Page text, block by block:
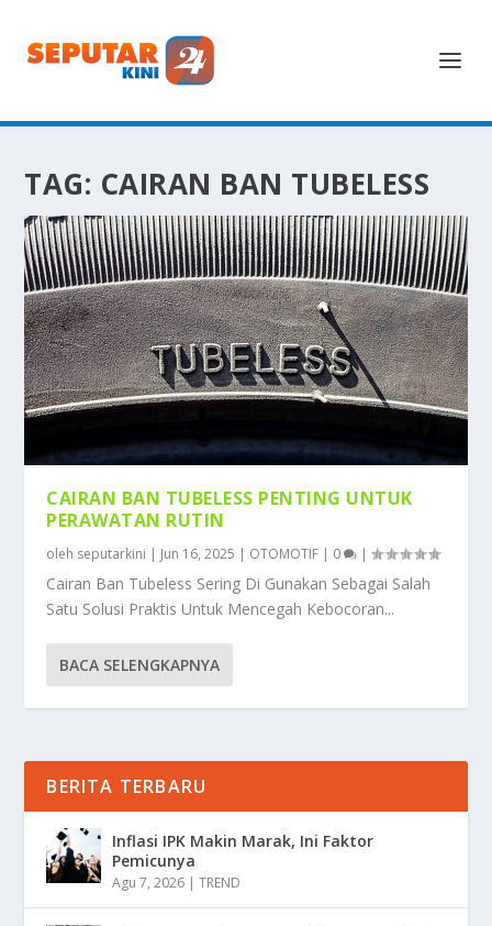
TAG: CAIRAN BAN TUBELESS
CAIRAN BAN TUBELESS PENTING UNTUK
PERAWATAN RUTIN
oleh seputarkini | Jun 16, 2025 | OTOMOTIF | 0 |
Cairan Ban Tubeless Sering Di Gunakan Sebagai Salah
Satu Solusi Praktis Untuk Mencegah Kebocoran...
BACA SELENGKAPNYA
BERITA TERBARU
Inflasi IPK Makin Marak, Ini Faktor
Pemicunya
Agu 7, 2026 |TREND